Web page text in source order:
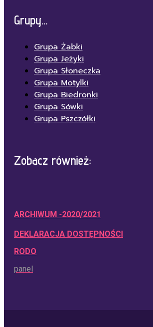
Grupy...
Grupa Żabki
Grupa Jeżyki
Grupa Słoneczka
Grupa Motylki
Grupa Biedronki
Grupa Sówki
Grupa Pszczółki
Zobacz również:
ARCHIWUM -2020/2021
DEKLARACJA DOSTĘPNOŚCI
RODO
panel